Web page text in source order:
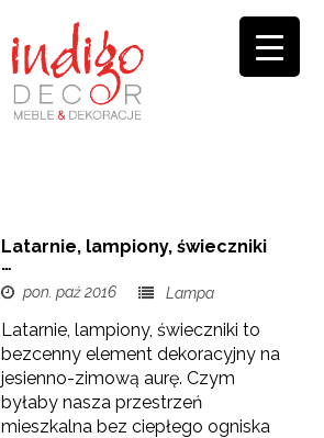
Latarnie, lampiony, świeczniki
…
pon. paź 2016 Lampa
Latarnie, lampiony, świeczniki to
bezcenny element dekoracyjny na
jesienno-zimową aurę. Czym
byłaby nasza przestrzeń
mieszkalna bez ciepłego ogniska